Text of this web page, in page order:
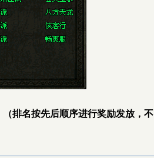
排名按先后顺序进行奖励发放，不